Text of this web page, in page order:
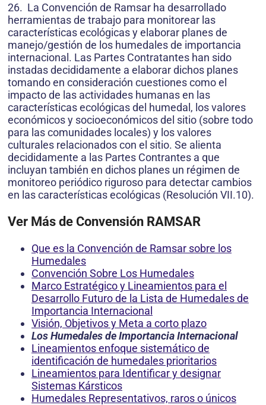
26. La Convención de Ramsar ha desarrollado
herramientas de trabajo para monitorear las
características ecológicas y elaborar planes de
manejo/gestión de los humedales de importancia
internacional. Las Partes Contratantes han sido
instadas decididamente a elaborar dichos planes
tomando en consideración cuestiones como el
impacto de las actividades humanas en las
características ecológicas del humedal, los valores
económicos y socioeconómicos del sitio (sobre todo
para las comunidades locales) y los valores
culturales relacionados con el sitio. Se alienta
decididamente a las Partes Contrantes a que
incluyan también en dichos planes un régimen de
monitoreo periódico riguroso para detectar cambios
en las características ecológicas (Resolución VII.10).
Ver Más de Convensión RAMSAR
Que es la Convención de Ramsar sobre los
Humedales
Convención Sobre Los Humedales
Marco Estratégico y Lineamientos para el
Desarrollo Futuro de la Lista de Humedales de
Importancia Internacional
Visión, Objetivos y Meta a corto plazo
Los Humedales de Importancia Internacional
Lineamientos enfoque sistemático de
identificación de humedales prioritarios
Lineamientos para Identificar y designar
Sistemas Kársticos
Humedales Representativos, raros o únicos